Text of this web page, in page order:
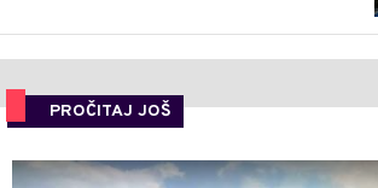
PROČITAJ JOŠ